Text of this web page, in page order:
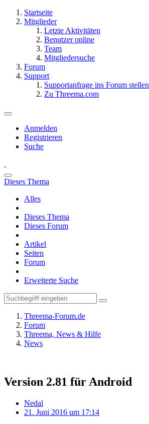
Startseite
Mitglieder
Letzte Aktivitäten
Benutzer online
Team
Mitgliedersuche
Forum
Support
Supportanfrage ins Forum stellen
Zu Threema.com
Anmelden
Registrieren
Suche
Dieses Thema
Alles
Dieses Thema
Dieses Forum
Artikel
Seiten
Forum
Erweiterte Suche
Threema-Forum.de
Forum
Threema, News & Hilfe
News
Version 2.81 für Android
Nedal
21. Juni 2016 um 17:14